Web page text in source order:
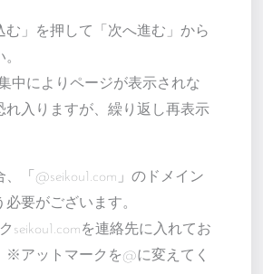
む」を押して「次へ進む」から
中によりページが表示されな
れ入りますが、繰り返し再表示
「@seikou1.com」のドメイン
要がございます。
seikou1.comを連絡先に入れてお
※アットマークを@に変えてく